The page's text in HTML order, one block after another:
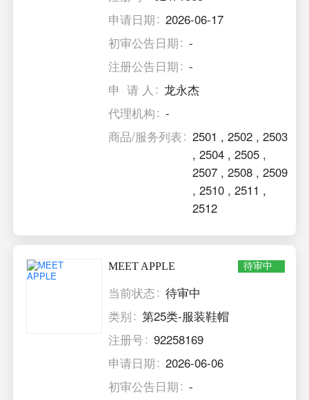
申请日期
2026-06-17
初审公告日期
-
注册公告日期
-
申 请 人
龙永杰
代理机构
-
商品/服务列表
2501 ,2502 ,2503
,2504 ,2505 ,
2507 ,2508 ,2509
,2510 ,2511 ,
2512
MEET APPLE 待审中
当前状态
待审中
类别
第25类-服装鞋帽
注册号
92258169
申请日期
2026-06-06
初审公告日期
-